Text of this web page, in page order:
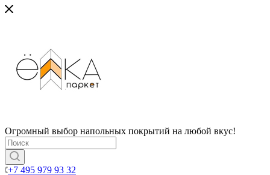
Огромный выбор напольных покрытий на любой вкус!
+7 495 979 93 32